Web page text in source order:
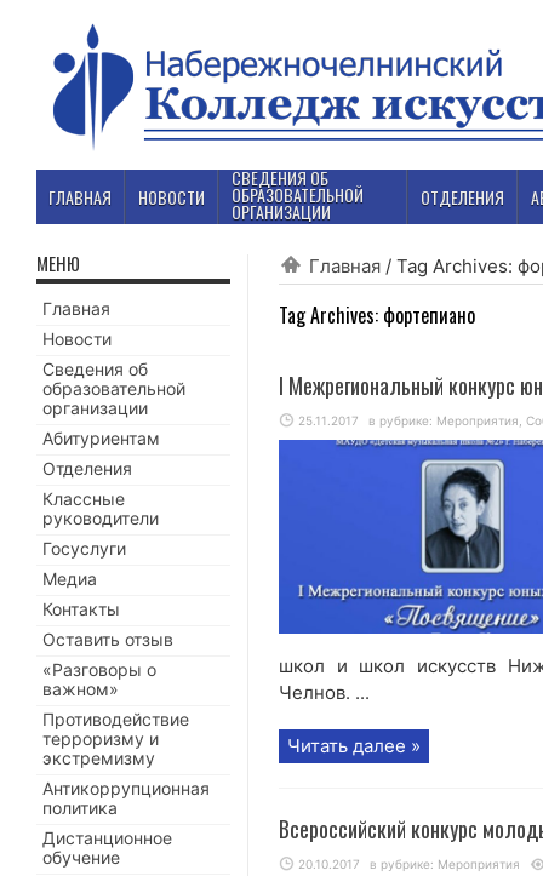
ГЛАВНАЯ НОВОСТИ
СВЕДЕНИЯ ОБ
ОБРАЗОВАТЕЛЬНОЙ
ОРГАНИЗАЦИИ
ОТДЕЛЕНИЯ
Главная / Tag Archives:
Tag Archives: фортепиано
I Межрегиональный конкурс
25.11.2017 в рубрике: Мероприятия
школ и школ искусств
Челнов. ...
Читать далее »
Всероссийский конкурс
20.10.2017 в рубрике: Мероприятия
МЕНЮ
Главная
Новости
Сведения об
образовательной
организации
Абитуриентам
Отделения
Классные
руководители
Госуслуги
Медиа
Контакты
Оставить отзыв
«Разговоры о
важном»
Противодействие
терроризму и
экстремизму
Антикоррупционная
политика
Дистанционное
обучение